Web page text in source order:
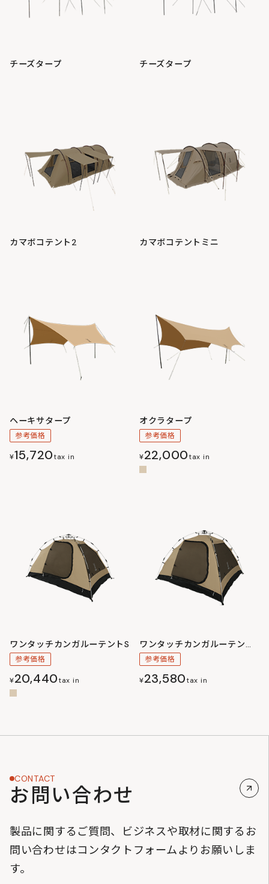
チーズタープ チーズタープ
カマボコテント2 カマボコテントミニ
ヘーキサタープ
参考価格
¥15,720tax in
オクラタープ
参考価格
¥22,000tax in
ワンタッチカンガルーテントS
参考価格
¥20,440tax in
ワンタッチカンガルーテントM
参考価格
¥23,580tax in
CONTACT
お問い合わせ
製品に関するご質問、ビジネスや取材に関するお
問い合わせはコンタクトフォームよりお願いしま
す。